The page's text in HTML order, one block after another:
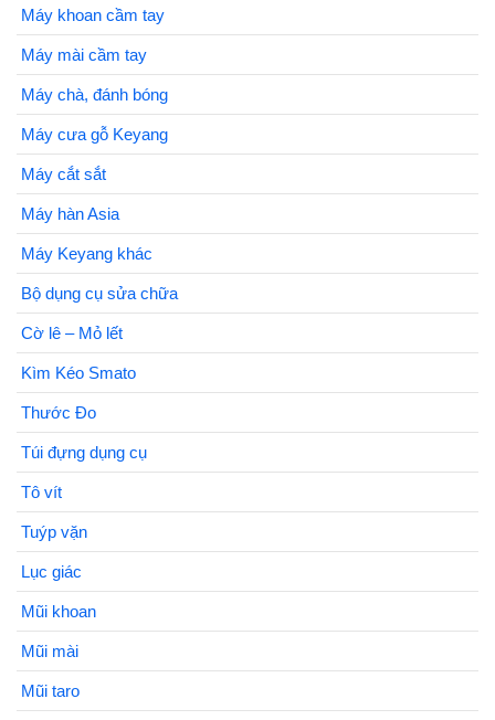
Máy khoan cầm tay
Máy mài cầm tay
Máy chà, đánh bóng
Máy cưa gỗ Keyang
Máy cắt sắt
Máy hàn Asia
Máy Keyang khác
Bộ dụng cụ sửa chữa
Cờ lê – Mỏ lết
Kìm Kéo Smato
Thước Đo
Túi đựng dụng cụ
Tô vít
Tuýp vặn
Lục giác
Mũi khoan
Mũi mài
Mũi taro